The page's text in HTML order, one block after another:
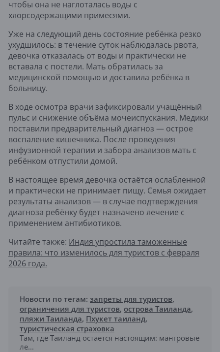
чтобы она не наглоталась воды с
хлорсодержащими примесями.
Уже на следующий день состояние ребёнка резко
ухудшилось: в течение суток наблюдалась рвота,
девочка отказалась от воды и практически не
вставала с постели. Мать обратилась за
медицинской помощью и доставила ребёнка в
больницу.
В ходе осмотра врачи зафиксировали учащённый
пульс и снижение объёма мочеиспускания. Медики
поставили предварительный диагноз — острое
воспаление кишечника. После проведения
инфузионной терапии и забора анализов мать с
ребёнком отпустили домой.
В настоящее время девочка остаётся ослабленной
и практически не принимает пищу. Семья ожидает
результаты анализов — в случае подтверждения
диагноза ребёнку будет назначено лечение с
применением антибиотиков.
Читайте также: Индия упростила таможенные
правила: что изменилось для туристов с февраля
2026 года.
Новости по тегам: запреты для туристов,
ограничения для туристов, острова Таиланда,
пляжи Таиланда, Пхукет таиланд,
туристическая страховка
Там, где Таиланд остается настоящим: мангровые
ле...